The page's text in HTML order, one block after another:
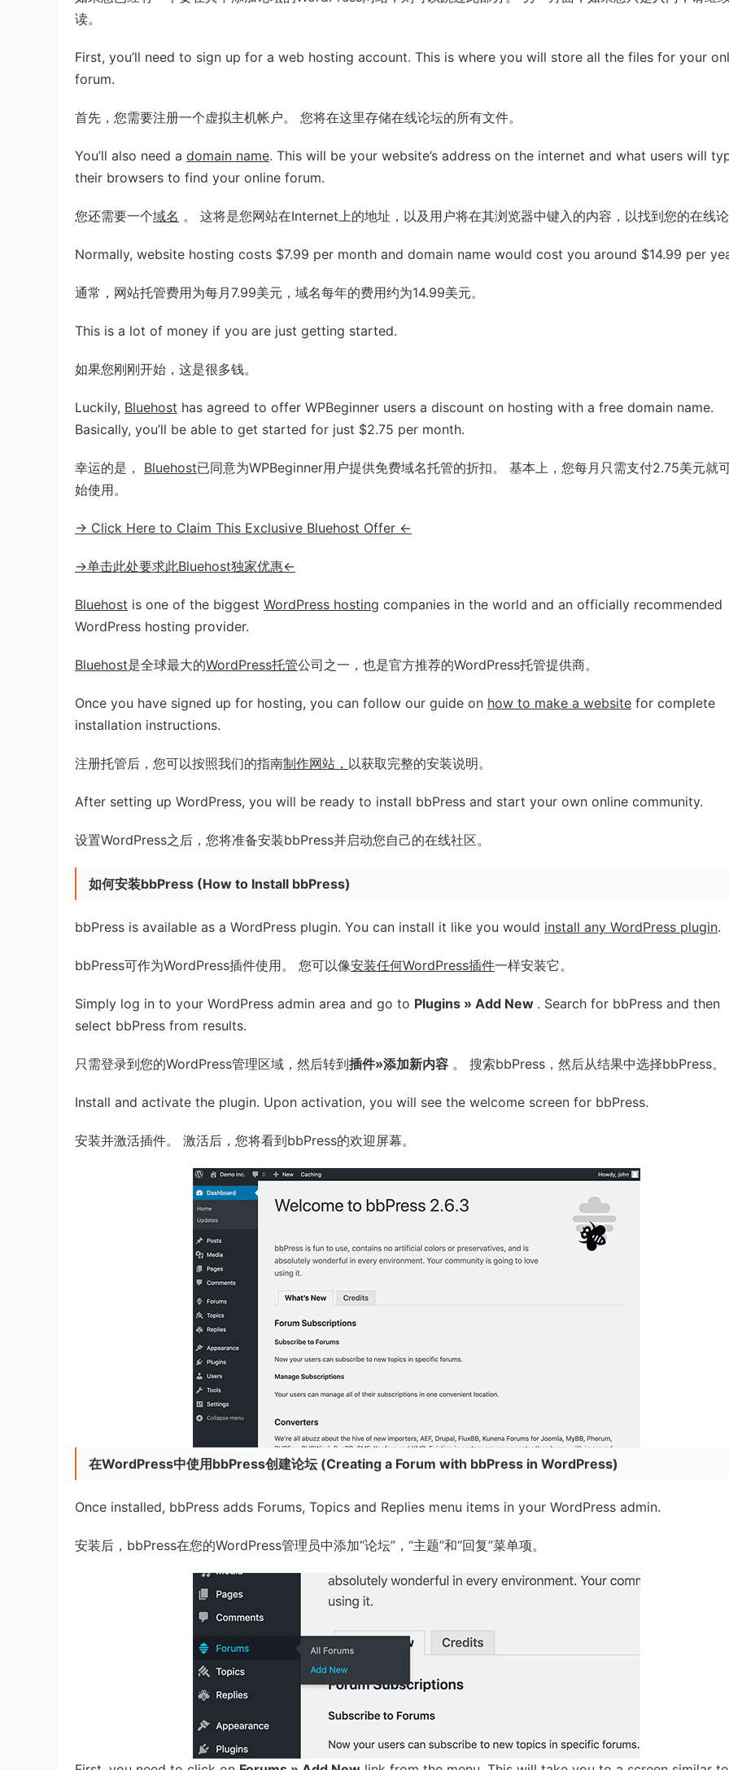
读。
First, you’ll need to sign up for a web hosting account. This is where you will store all the files for your
forum.
首先，您需要注册一个虚拟主机帐户。 您将在这里存储在线论坛的所有文件。
You’ll also need a domain name. This will be your website’s address on the internet and what users will
their browsers to find your online forum.
您还需要一个域名 。 这将是您网站在Internet上的地址，以及用户将在其浏览器中键入的内容，以找到您的在线
Normally, website hosting costs $7.99 per month and domain name would cost you around $14.99 per
通常，网站托管费用为每月7.99美元，域名每年的费用约为14.99美元。
This is a lot of money if you are just getting started.
如果您刚刚开始，这是很多钱。
Luckily, Bluehost has agreed to offer WPBeginner users a discount on hosting with a free domain name.
Basically, you’ll be able to get started for just $2.75 per month.
幸运的是， Bluehost已同意为WPBeginner用户提供免费域名托管的折扣。 基本上，您每月只需支付2.75美元就
始使用。
→ Click Here to Claim This Exclusive Bluehost Offer ←
→单击此处要求此Bluehost独家优惠←
Bluehost is one of the biggest WordPress hosting companies in the world and an officially recommended
WordPress hosting provider.
Bluehost是全球最大的WordPress托管公司之一，也是官方推荐的WordPress托管提供商。
Once you have signed up for hosting, you can follow our guide on how to make a website for complete
installation instructions.
注册托管后，您可以按照我们的指南制作网站， 以获取完整的安装说明。
After setting up WordPress, you will be ready to install bbPress and start your own online community.
设置WordPress之后，您将准备安装bbPress并启动您自己的在线社区。
如何安装bbPress (How to Install bbPress)
bbPress is available as a WordPress plugin. You can install it like you would install any WordPress plugin.
bbPress可作为WordPress插件使用。 您可以像安装任何WordPress插件一样安装它。
Simply log in to your WordPress admin area and go to Plugins » Add New . Search for bbPress and then
select bbPress from results.
只需登录到您的WordPress管理区域，然后转到插件»添加新内容 。 搜索bbPress，然后从结果中选择bbPress。
Install and activate the plugin. Upon activation, you will see the welcome screen for bbPress.
安装并激活插件。 激活后，您将看到bbPress的欢迎屏幕。
在WordPress中使用bbPress创建论坛 (Creating a Forum with bbPress in WordPress)
Once installed, bbPress adds Forums, Topics and Replies menu items in your WordPress admin.
安装后，bbPress在您的WordPress管理员中添加“论坛”，“主题”和“回复”菜单项。